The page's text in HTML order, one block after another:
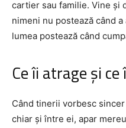
cartier sau familie. Vine și
nimeni nu postează când
lumea postează când
Ce îi atrage și
Când tinerii vorbesc
chiar și între ei, apar